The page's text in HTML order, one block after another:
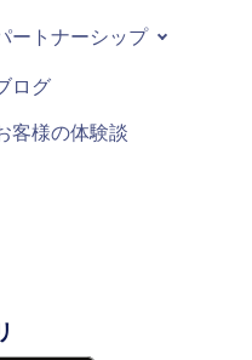
ートナーシップ
ログ
客様の体験談